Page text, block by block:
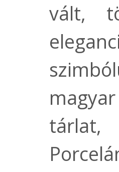
vált,